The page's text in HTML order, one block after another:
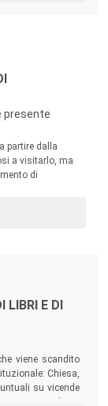
presente
partire dalla
a visitarlo, ma
di
applicato a
LIBRI E DI
viene scandito
Chiesa,
su vicende